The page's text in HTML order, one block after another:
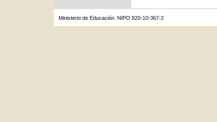
Ministerio de Educación. NIPO 820-10-367-2